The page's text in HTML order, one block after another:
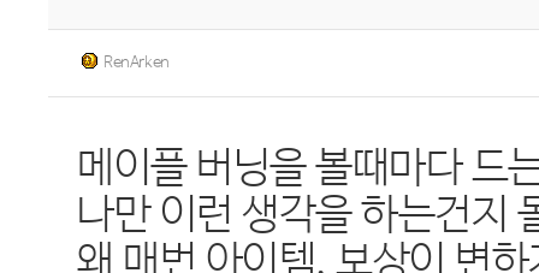
RenArken
메이플 버닝을 볼때마다 드
나만 이런 생각을 하는건지
왜 매번 아이템, 보상이 변